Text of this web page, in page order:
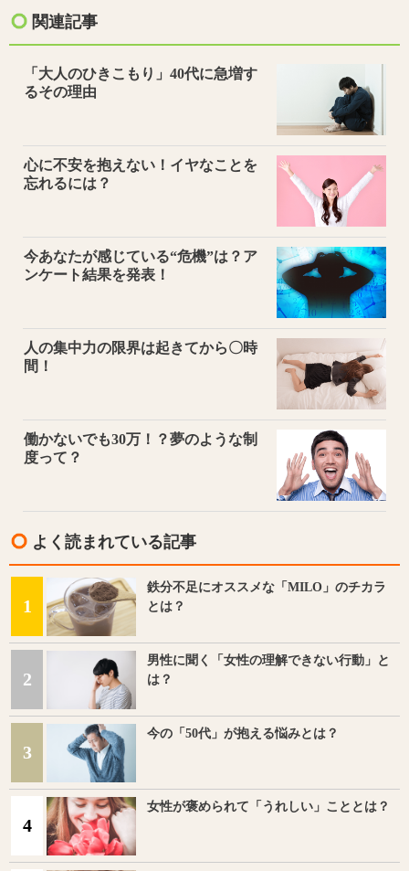
関連記事
「大人のひきこもり」40代に急増す
るその理由
心に不安を抱えない！イヤなことを
忘れるには？
今あなたが感じている“危機”は？ア
ンケート結果を発表！
人の集中力の限界は起きてから〇時
間！
働かないでも30万！？夢のような制
度って？
よく読まれている記事
1
鉄分不足にオススメな「MILO」のチカラ
とは？
2
男性に聞く「女性の理解できない行動」と
は？
3
今の「50代」が抱える悩みとは？
4
女性が褒められて「うれしい」こととは？